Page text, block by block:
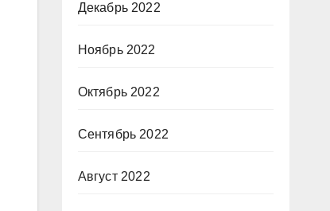
Декабрь 2022
Ноябрь 2022
Октябрь 2022
Сентябрь 2022
Август 2022